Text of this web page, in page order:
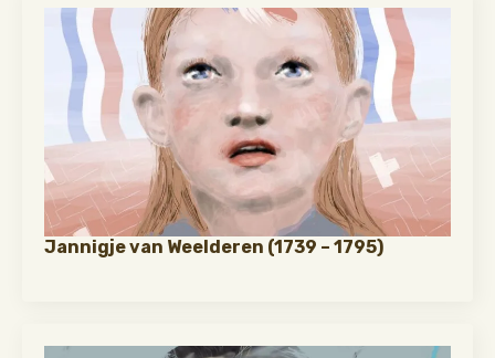
Jannigje van Weelderen (1739 – 1795)